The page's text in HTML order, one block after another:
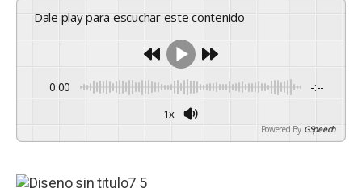
Dale play para escuchar este contenido
0:00 -:--
1x
Powered By GSpeech